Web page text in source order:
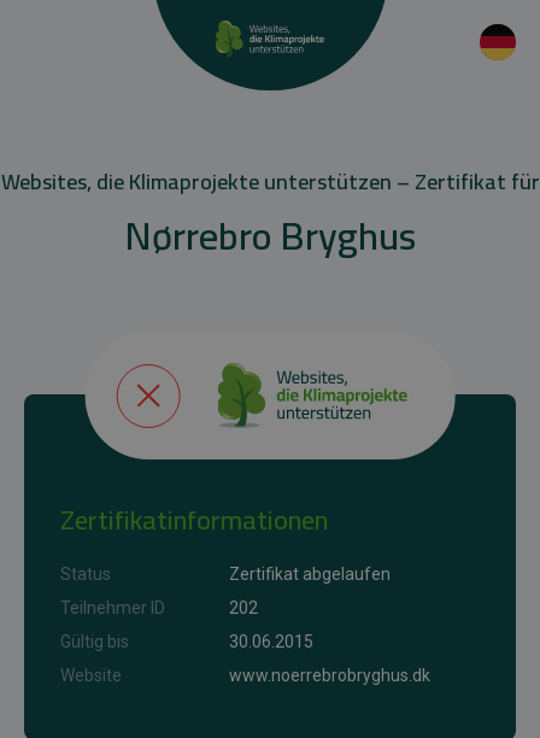
Websites, die Klimaprojekte unterstützen – Zertifikat für
Nørrebro Bryghus
Zertifikatinformationen
Status
Zertifikat abgelaufen
Teilnehmer ID
202
Gültig bis
30.06.2015
Website
www.noerrebrobryghus.dk